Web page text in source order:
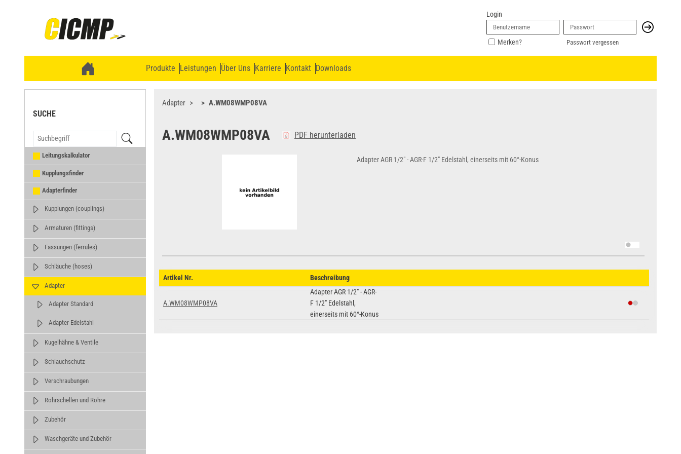
Login
Merken? Passwort vergessen
Produkte Leistungen Über Uns Karriere Kontakt Downloads
SUCHE
Leitungskalkulator
Kupplungsfinder
Adapterfinder
Kupplungen (couplings)
Armaturen (fittings)
Fassungen (ferrules)
Schläuche (hoses)
Adapter
Adapter Standard
Adapter Edelstahl
Kugelhähne & Ventile
Schlauchschutz
Verschraubungen
Rohrschellen und Rohre
Zubehör
Waschgeräte und Zubehör
Adapter A.WM08WMP08VA
A.WM08WMP08VA PDF herunterladen
Adapter AGR 1/2" - AGR-F 1/2" Edelstahl, einerseits mit 60°-Konus
Artikel Nr. Beschreibung
A.WM08WMP08VA
Adapter AGR 1/2" - AGR-
F 1/2" Edelstahl,
einerseits mit 60°-Konus